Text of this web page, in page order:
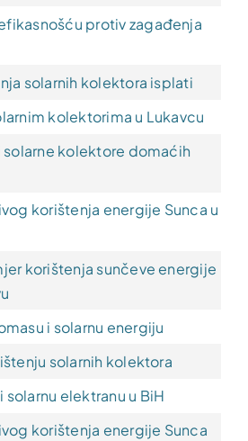
protiv zagađenja
solarnih kolektora isplati
kolektorima u Lukavcu
kolektore domaćih
korištenja energije Sunca u
korištenja sunčeve energije
i solarnu energiju
solarnih kolektora
solarnu elektranu u BiH
korištenja energije Sunca